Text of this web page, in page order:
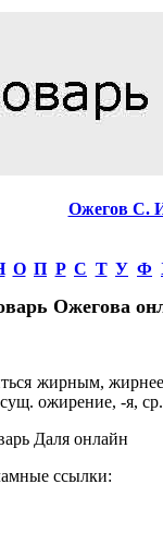
Ожегов С.
О П Р С Т У Ф
Ожегова
жирным, жирнее,
ожирение, -я, ср.
ссылки: